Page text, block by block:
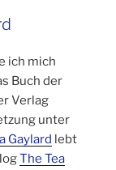
ich mich
Buch der
Verlag
unter
Gaylard lebt
The Tea